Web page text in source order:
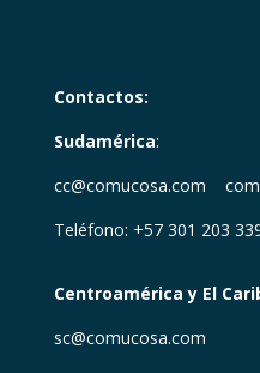
Contactos:
Sudamérica:
cc@comucosa.com
Teléfono: +57 301 203
Centroamérica y El
sc@comucosa.com